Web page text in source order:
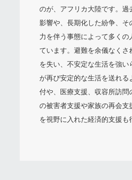
のが、アフリカ大陸です。過
影響や、長期化した紛争、そ
力を伴う事態によって多くの
ています。避難を余儀なくさ
を失い、不安定な生活を強い
が再び安定的な生活を送れる
付や、医療支援、収容所訪問
の被害者支援や家族の再会支
を視野に入れた経済的支援も